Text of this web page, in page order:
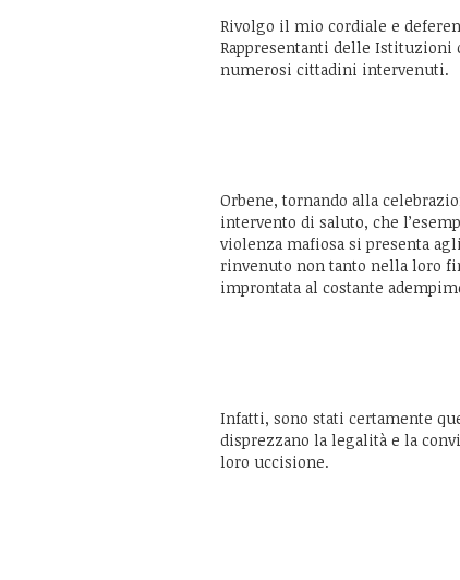
Rivolgo il mio cordiale e
Rappresentanti delle
numerosi cittadini intervenuti.
Orbene, tornando alla
intervento di saluto, che
violenza mafiosa si presenta
rinvenuto non tanto nella loro
improntata al costante
Infatti, sono stati certamente
disprezzano la legalità e la
loro uccisione.